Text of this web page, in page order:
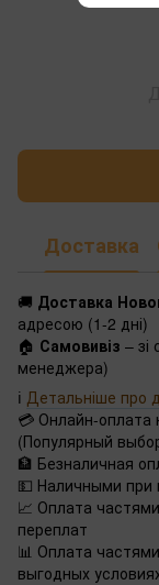
Доставка
🚚 Доставка
адресою (1-2 дні)
🏠 Самовивіз – зі
менеджера)
ℹ️ Детальніше про
💳 Онлайн-оплата
(Популярный
🏦 Безналичная
💵 Наличными при
📈 Оплата
переплат
📊 Оплата
выгодных